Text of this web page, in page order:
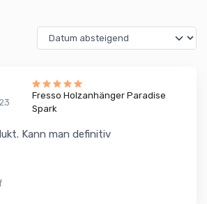
Fresso Holzanhänger Paradise
Spark
Kann man definitiv